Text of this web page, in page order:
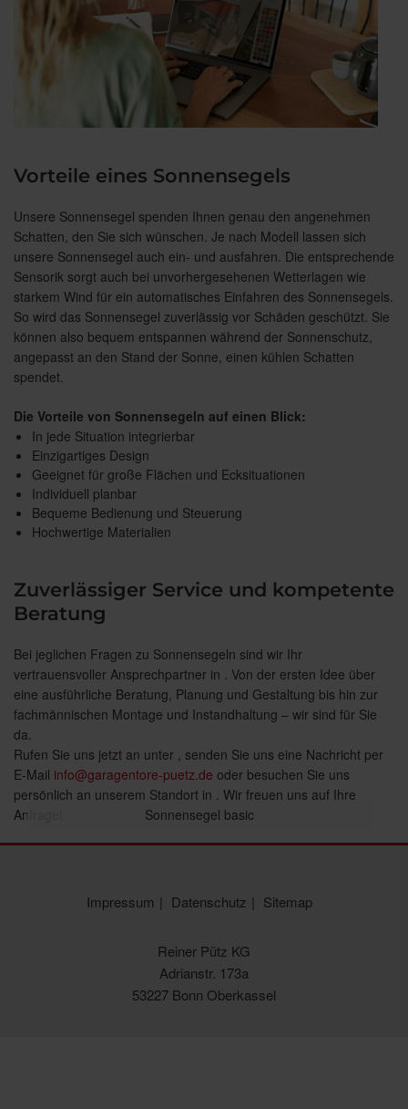
Sonnensegel basic
Vorteile eines Sonnensegels
Unsere Sonnensegel spenden Ihnen genau den angenehmen
Schatten, den Sie sich wünschen. Je nach Modell lassen sich
unsere Sonnensegel auch ein- und ausfahren. Die entsprechende
Sensorik sorgt auch bei unvorhergesehenen Wetterlagen wie
starkem Wind für ein automatisches Einfahren des Sonnensegels.
So wird das Sonnensegel zuverlässig vor Schäden geschützt. Sie
können also bequem entspannen während der Sonnenschutz,
angepasst an den Stand der Sonne, einen kühlen Schatten
spendet.
Die Vorteile von Sonnensegeln auf einen Blick:
In jede Situation integrierbar
Einzigartiges Design
Geeignet für große Flächen und Ecksituationen
Individuell planbar
Bequeme Bedienung und Steuerung
Hochwertige Materialien
Zuverlässiger Service und kompetente
Beratung
Bei jeglichen Fragen zu Sonnensegeln sind wir Ihr
vertrauensvoller Ansprechpartner in . Von der ersten Idee über
eine ausführliche Beratung, Planung und Gestaltung bis hin zur
fachmännischen Montage und Instandhaltung – wir sind für Sie
da.
Rufen Sie uns jetzt an unter , senden Sie uns eine Nachricht per
E-Mail info@garagentore-puetz.de oder besuchen Sie uns
persönlich an unserem Standort in . Wir freuen uns auf Ihre
Anfrage!
Impressum Datenschutz Sitemap
Reiner Pütz KG
Adrianstr. 173a
53227 Bonn Oberkassel